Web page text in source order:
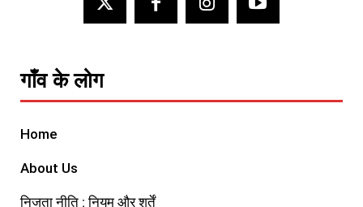
गाँव के लोग
Home
About Us
निजता नीति : नियम और शर्तें